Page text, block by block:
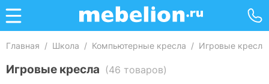
Главная / Школа / Компьютерные кресла / Игровые кресла
Игровые кресла (46 товаров)